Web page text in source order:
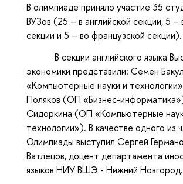
В олимпиаде приняло участие 35
ВУЗов (25 – в английской секции, 5 –
секции и 5 – во французской секции).
В секции английского языка
экономики представили: Семен
«Компьютерные науки и
Поляков (ОП «Бизнес-
Сидоркина (ОП «Компьютерные
технологии»). В качестве одного из
Олимпиады выступил Сергей
Ватлецов, доцент департамента
языков НИУ ВШЭ - Нижний Новгород.